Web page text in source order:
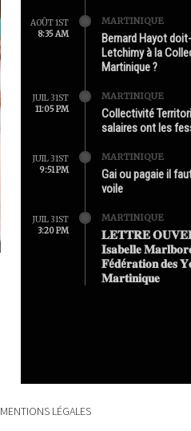
AOÛT 1ST
8:35 AM
MARTINIQUE
Bernard Hayot
Letchimy à la
Martinique ?
JUIL 31ST
11:05 PM
MARTINIQUE
Collectivité
salaires ont les
JUIL 31ST
9:51 PM
MARTINIQUE
Gai ou pagaie il
voile
JUIL 31ST
3:20 PM
MARTINIQUE
𝐋𝐄𝐓𝐓𝐑𝐄
𝐈𝐬𝐚𝐛𝐞𝐥𝐥𝐞
𝐅é𝐝é𝐫𝐚𝐭𝐢𝐨𝐧 𝐝𝐞𝐬
𝐌𝐚𝐫𝐭𝐢𝐧𝐢𝐪𝐮𝐞
MENTIONS LÉGALES